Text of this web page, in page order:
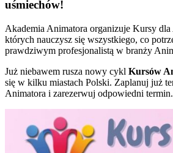
uśmiechów!
Akademia Animatora organizuje Kursy
których nauczysz się wszystkiego, co
prawdziwym profesjonalistą w branży
Już niebawem rusza nowy cykl Kursów
się w kilku miastach Polski. Zaplanuj już
Animatora i zarezerwuj odpowiedni termin.